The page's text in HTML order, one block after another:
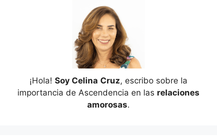
¡Hola! Soy Celina Cruz, escribo sobre la
importancia de Ascendencia en las relaciones
amorosas.